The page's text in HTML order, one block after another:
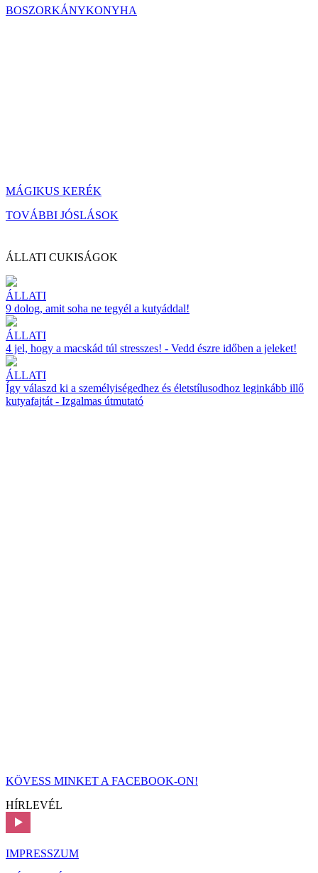
BOSZORKÁNYKONYHA
MÁGIKUS KERÉK
TOVÁBBI JÓSLÁSOK
ÁLLATI CUKISÁGOK
ÁLLATI
9 dolog, amit soha ne tegyél a kutyáddal!
ÁLLATI
4 jel, hogy a macskád túl stresszes! - Vedd észre időben a jeleket!
ÁLLATI
Így válaszd ki a személyiségedhez és életstílusodhoz leginkább illő
kutyafajtát - Izgalmas útmutató
KÖVESS MINKET A FACEBOOK-ON!
HÍRLEVÉL
IMPRESSZUM